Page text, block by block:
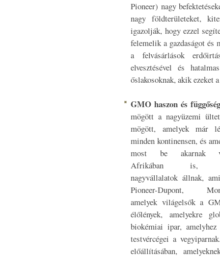
Pioneer) nagy
nagy földterületeket,
igazolják, hogy ezzel
felemelik a gazdaságot és
a felvásárlások
elvesztésével és
őslakosoknak, akik ezeket
GMO haszon és
mögött a nagyüzemi
mögött, amelyek már
minden kontinensen, és
most be akarnak
Afrikában is,
nagyvállalatok állnak,
Pioneer-Dupont,
amelyek világelsők a
élőlények, amelyekre
biokémiai ipar, amelyhez
testvércégei a
előállításában,